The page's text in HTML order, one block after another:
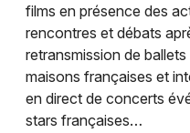
films en présence des
rencontres et débats
retransmission de
maisons françaises et
en direct de concerts
stars françaises…